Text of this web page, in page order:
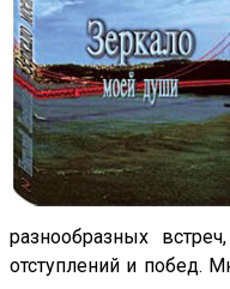
разнообразных
отступлений и побед.